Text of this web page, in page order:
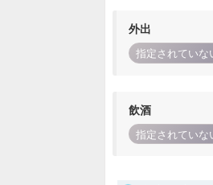
外出
指定されていな
飲酒
指定されていな